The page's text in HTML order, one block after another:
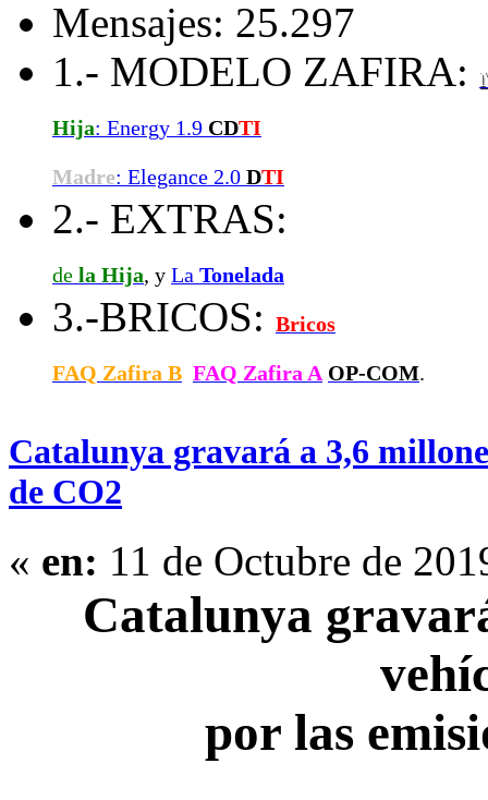
Mensajes: 25.297
1.- MODELO ZAFIRA:
Hija: Energy 1.9 CDTI
Madre: Elegance 2.0 DTI
2.- EXTRAS:
de la Hija, y La Tonelada
3.-BRICOS: Bricos
FAQ Zafira B FAQ Zafira A OP-COM.
Catalunya gravará a 3,6
de CO2
« en: 11 de Octubre de
Catalunya
por las